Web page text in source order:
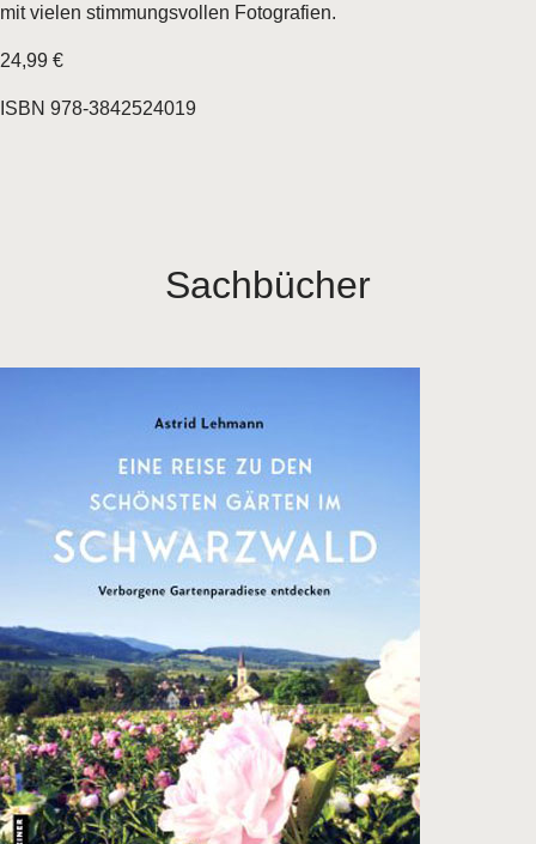
mit vielen stimmungsvollen Fotografien.
24,99 €
ISBN 978-3842524019
Sachbücher